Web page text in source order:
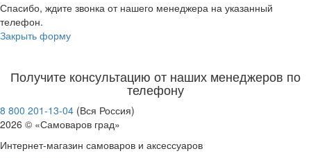
Спасибо, ждите звонка от нашего менеджера на указанный
телефон.
Закрыть форму
Получите консультацию от наших менеджеров по
телефону
8 800 201-13-04 (Вся Россия)
2026 © «Самоваров град»
Интернет-магазин самоваров и аксессуаров